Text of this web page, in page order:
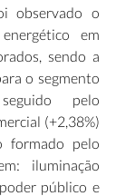
observado o
em
sendo a
o segmento
pelo
(+2,38%)
formado pelo
iluminação
público e